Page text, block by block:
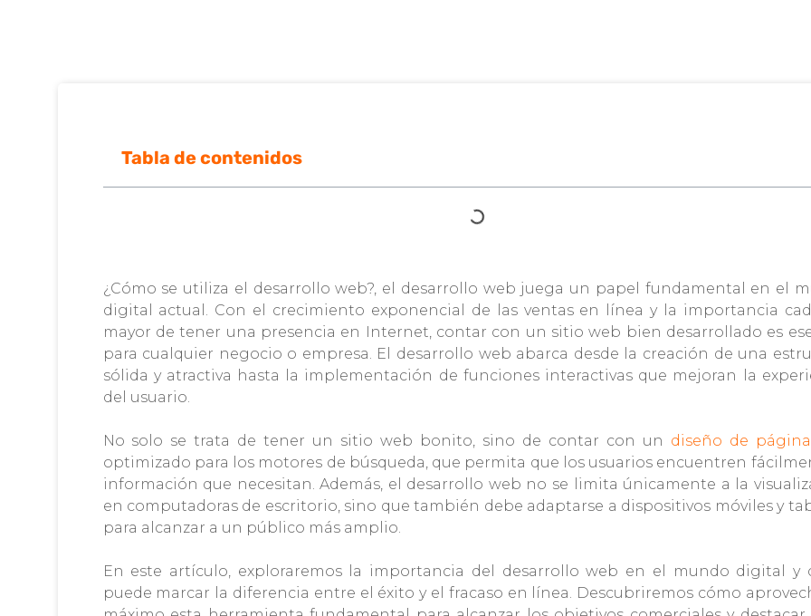
Tabla de contenidos
¿Cómo se utiliza el desarrollo web?, el desarrollo web juega un papel fundamental en el
digital actual. Con el crecimiento exponencial de las ventas en línea y la importancia
mayor de tener una presencia en Internet, contar con un sitio web bien desarrollado es
para cualquier negocio o empresa. El desarrollo web abarca desde la creación de una
sólida y atractiva hasta la implementación de funciones interactivas que mejoran la
del usuario.
No solo se trata de tener un sitio web bonito, sino de contar con un diseño de
optimizado para los motores de búsqueda, que permita que los usuarios encuentren
información que necesitan. Además, el desarrollo web no se limita únicamente a la
en computadoras de escritorio, sino que también debe adaptarse a dispositivos móviles y
para alcanzar a un público más amplio.
En este artículo, exploraremos la importancia del desarrollo web en el mundo digital y
puede marcar la diferencia entre el éxito y el fracaso en línea. Descubriremos cómo